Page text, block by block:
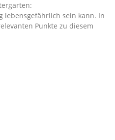
lebensgefährlich sein kann. In
Punkte zu diesem